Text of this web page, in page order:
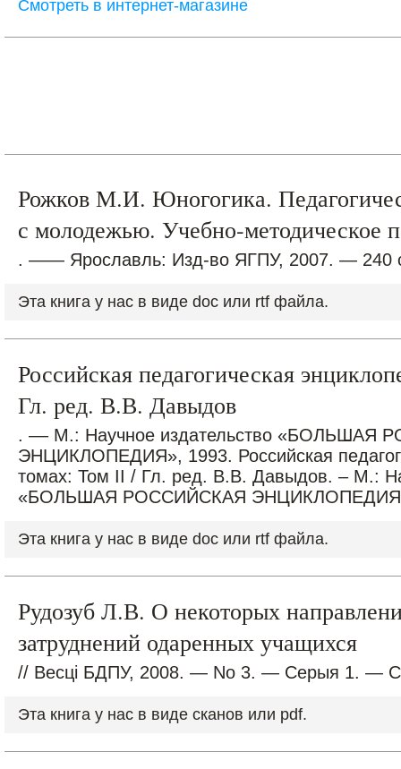
Смотреть в интернет-магазине
Рожков М.И. Юногогика.
с молодежью. Учебно-методическое
. —— Ярославль: Изд-во ЯГПУ, 2007. — 240
Эта книга у нас в виде doc или rtf файла.
Российская педагогическая
Гл. ред. В.В. Давыдов
. –– М.: Научное издательство «БОЛЬШАЯ
ЭНЦИКЛОПЕДИЯ», 1993. Российская
томах: Том II / Гл. ред. В.В. Давыдов. – М.:
«БОЛЬШАЯ РОССИЙСКАЯ
Эта книга у нас в виде doc или rtf файла.
Рудозуб Л.В. О некоторых
затруднений одаренных учащихся
// Весці БДПУ, 2008. — No 3. — Серыя 1. —
Эта книга у нас в виде сканов или pdf.